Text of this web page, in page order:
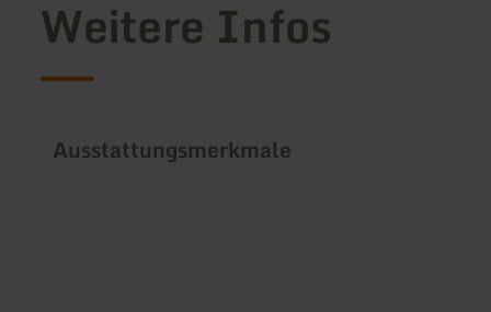
Weitere Infos
Ausstattungsmerkmale